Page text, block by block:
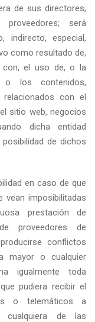
de sus directores,
proveedores; será
indirecto, especial,
como resultado de,
con, el uso de, o la
los contenidos,
con el
sitio web, negocios
dicha entidad
de dichos
en caso de que
imposibilitadas
prestación de
proveedores de
conflictos
mayor o cualquier
igualmente toda
pudiera recibir el
o telemáticos a
cualquiera de las